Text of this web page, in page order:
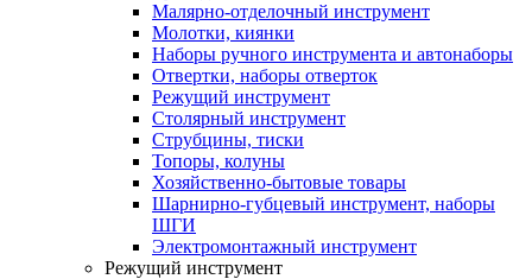
Малярно-отделочный инструмент
Молотки, киянки
Наборы ручного инструмента и автонаборы
Отвертки, наборы отверток
Режущий инструмент
Столярный инструмент
Струбцины, тиски
Топоры, колуны
Хозяйственно-бытовые товары
Шарнирно-губцевый инструмент, наборы
ШГИ
Электромонтажный инструмент
Режущий инструмент